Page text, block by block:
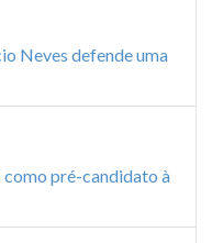
Neves defende uma
pré-candidato à